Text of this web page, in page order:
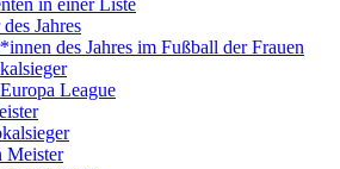
Jahres
des Jahres im Fußball der Frauen
League
Meister